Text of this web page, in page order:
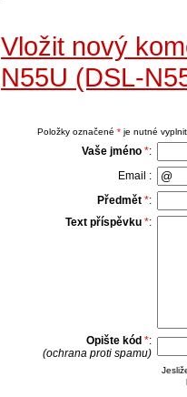
Vložit nový
N55U (DSL-
Položky označené *je nutné
Vaše jméno *:
Email :
Předmět *:
Text příspěvku *:
Opište kód *:
(ochrana proti spamu)